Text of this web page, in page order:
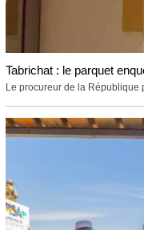
Tabrichat : le parquet
Le procureur de la